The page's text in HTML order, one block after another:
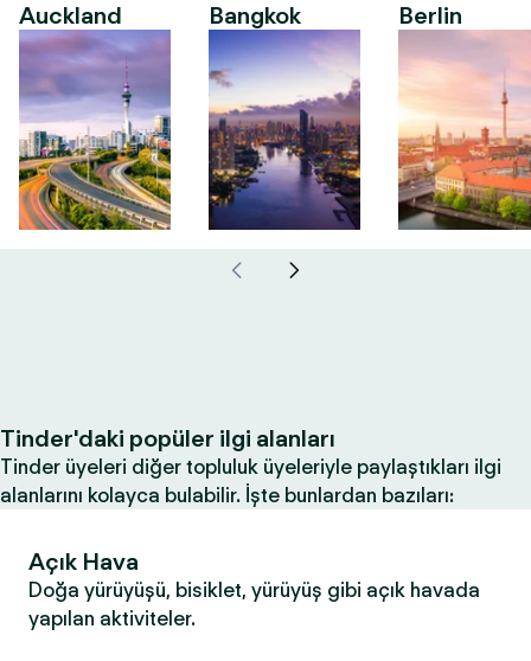
Auckland Bangkok Berlin
Tinder'daki popüler ilgi alanları
Tinder üyeleri diğer topluluk üyeleriyle paylaştıkları ilgi
alanlarını kolayca bulabilir. İşte bunlardan bazıları:
Açık Hava
Doğa yürüyüşü, bisiklet, yürüyüş gibi açık havada
yapılan aktiviteler.